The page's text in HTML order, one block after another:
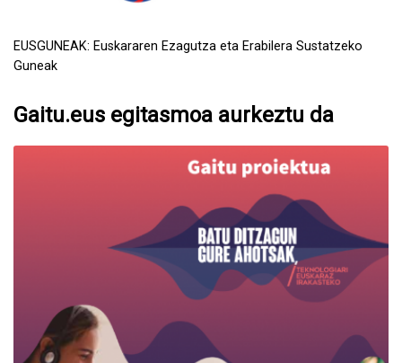
EUSGUNEAK: Euskararen Ezagutza eta Erabilera Sustatzeko
Guneak
Gaitu.eus egitasmoa aurkeztu da